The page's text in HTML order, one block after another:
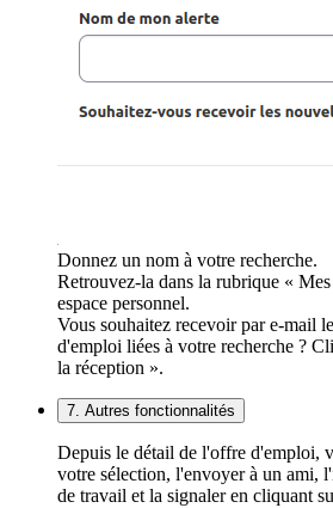
Donnez un nom à votre recherche.
Retrouvez-la dans la rubrique «
espace personnel.
Vous souhaitez recevoir par e-mail
d'emploi liées à votre recherche ?
la réception ».
7. Autres fonctionnalités
Depuis le détail de l'offre d'emploi,
votre sélection, l'envoyer à un ami,
de travail et la signaler en cliquant